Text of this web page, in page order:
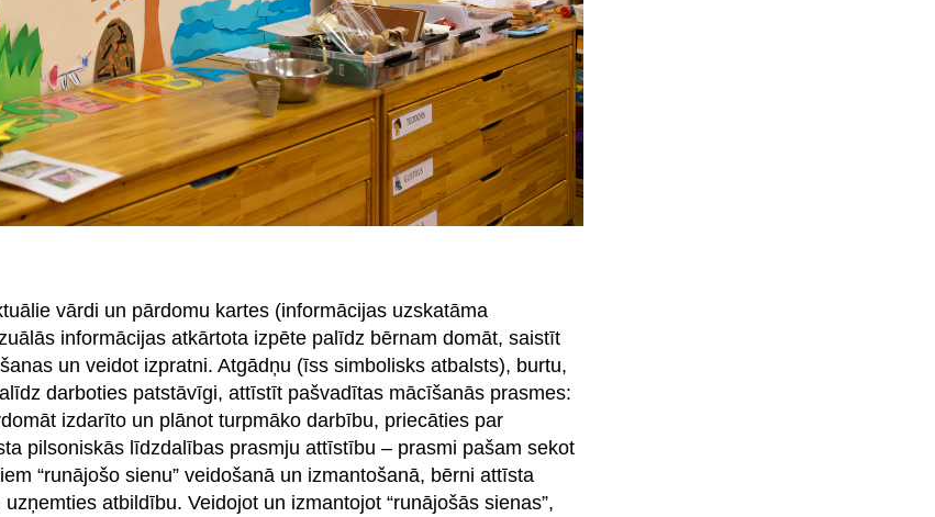
vārdi un pārdomu kartes (informācijas uzskatāma
informācijas atkārtota izpēte palīdz bērnam domāt, saistīt
un veidot izpratni. Atgādņu (īss simbolisks atbalsts), burtu,
darboties patstāvīgi, attīstīt pašvadītas mācīšanās prasmes:
izdarīto un plānot turpmāko darbību, priecāties par
pilsoniskās līdzdalības prasmju attīstību – prasmi pašam sekot
“runājošo sienu” veidošanā un izmantošanā, bērni attīsta
atbildību. Veidojot un izmantojot “runājošās sienas”,